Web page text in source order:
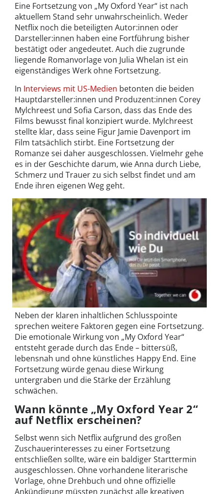
Eine Fortsetzung von „My Oxford Year“ ist nach
aktuellem Stand sehr unwahrscheinlich. Weder
Netflix noch die beteiligten Autor:innen oder
Darsteller:innen haben eine Fortführung bisher
bestätigt oder angedeutet. Auch die zugrunde
liegende Romanvorlage von Julia Whelan ist ein
eigenständiges Werk ohne Fortsetzung.
In Interviews mit US-Medien betonten die beiden
Hauptdarsteller:innen und Produzent:innen Corey
Mylchreest und Sofia Carson, dass das Ende des
Films bewusst final konzipiert wurde. Mylchreest
stellte klar, dass seine Figur Jamie Davenport im
Film tatsächlich stirbt. Eine Fortsetzung der
Romanze sei daher ausgeschlossen. Vielmehr gehe
es in der Geschichte darum, wie Anna durch Liebe,
Schmerz und Trauer zu sich selbst findet und am
Ende ihren eigenen Weg geht.
Neben der klaren inhaltlichen Schlusspointe
sprechen weitere Faktoren gegen eine Fortsetzung.
Die emotionale Wirkung von „My Oxford Year“
entsteht gerade durch das Ende – bittersüß,
lebensnah und ohne künstliches Happy End. Eine
Fortsetzung würde genau diese Wirkung
untergraben und die Stärke der Erzählung
schwächen.
Wann könnte „My Oxford Year 2“
auf Netflix erscheinen?
Selbst wenn sich Netflix aufgrund des großen
Zuschauerinteresses zu einer Fortsetzung
entschließen sollte, wäre ein baldiger Starttermin
ausgeschlossen. Ohne vorhandene literarische
Vorlage, ohne Drehbuch und ohne offizielle
Ankündigung müssten zunächst alle kreativen